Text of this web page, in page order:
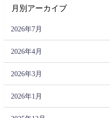
月別アーカイブ
2026年7月
2026年4月
2026年3月
2026年1月